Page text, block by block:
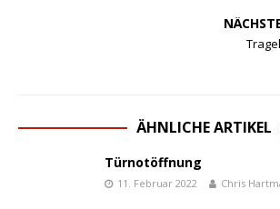
ÄHNLICHE ARTIKEL
Türnotöffnung
11. Februar 2022 Chris